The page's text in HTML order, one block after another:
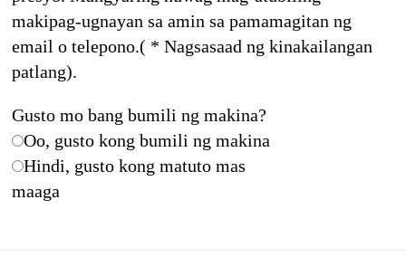
makipag-ugnayan sa amin sa pamamagitan ng
email o telepono.( * Nagsasaad ng kinakailangan
patlang).
Gusto mo bang bumili ng makina?
Oo, gusto kong bumili ng makina
Hindi, gusto kong matuto mas
maaga